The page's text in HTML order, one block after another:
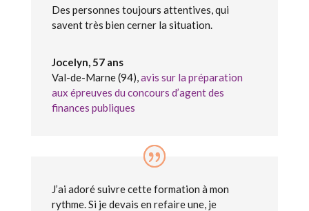
Des personnes toujours attentives, qui
savent très bien cerner la situation.
Jocelyn, 57 ans
Val-de-Marne (94),avis sur la préparation
aux épreuves du concours d’agent des
finances publiques
J’ai adoré suivre cette formation à mon
rythme. Si je devais en refaire une, je